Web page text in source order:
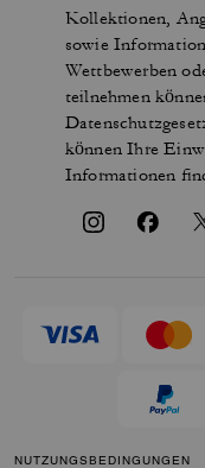
Kollektionen,
sowie
Wettbewerben
teilnehmen
können Ihre
Informationen
NUTZUNGSBEDINGUNGEN